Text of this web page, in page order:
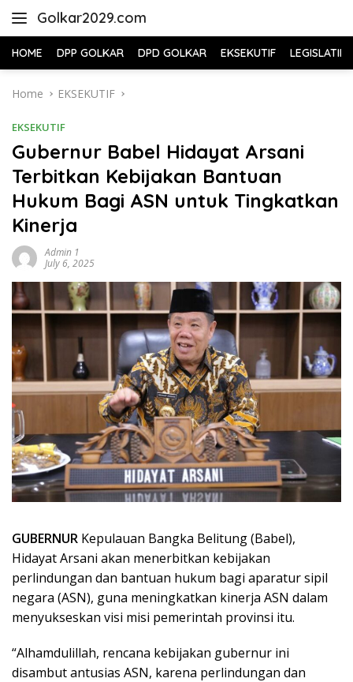
Golkar2029.com
HOME DPP GOLKAR DPD GOLKAR EKSEKUTIF LEGISLATIF
Home EKSEKUTIF
EKSEKUTIF
Gubernur Babel Hidayat Arsani
Terbitkan Kebijakan Bantuan
Hukum Bagi ASN untuk Tingkatkan
Kinerja
Admin 1
July 6, 2025
GUBERNUR Kepulauan Bangka Belitung (Babel),
Hidayat Arsani akan menerbitkan kebijakan
perlindungan dan bantuan hukum bagi aparatur sipil
negara (ASN), guna meningkatkan kinerja ASN dalam
menyukseskan visi misi pemerintah provinsi itu.
“Alhamdulillah, rencana kebijakan gubernur ini
disambut antusias ASN, karena perlindungan dan